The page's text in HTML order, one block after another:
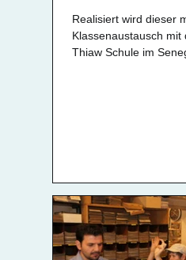
Realisiert wird dieser
Klassenaustausch mit
Thiaw Schule im